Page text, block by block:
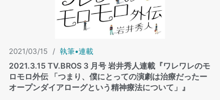
2021/03/15 / 執筆•連載
2021.3.15 TV.BROS 3 ⽉号 岩井秀⼈連載『ワレワレのモ
ロモロ外伝 「つまり、僕にとっての演劇は治療だったー
オープンダイアローグという精神療法について」』